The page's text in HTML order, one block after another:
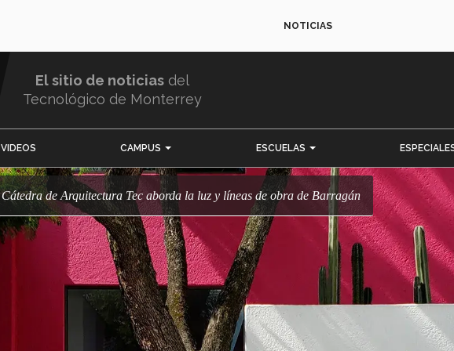
NOTICIAS
El sitio de noticias del
Tecnológico de Monterrey
VIDEOS CAMPUS ESCUELAS
Cátedra de Arquitectura Tec aborda la luz y líneas de obra de Barragán